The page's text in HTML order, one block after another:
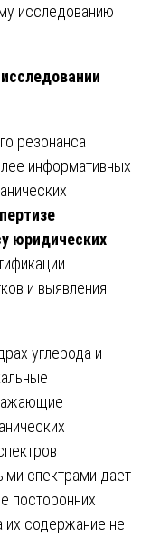
исследованию
резонанса
информативных
юридических
и выявления
углерода и
спектрами дает
посторонних
их содержание не